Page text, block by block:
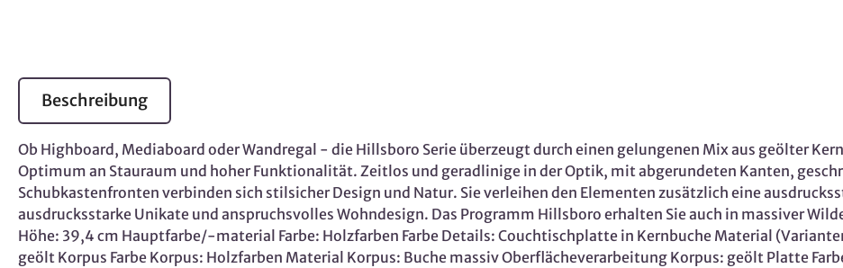
Beschreibung
Ob Highboard, Mediaboard oder Wandregal - die Hillsboro Serie überzeugt durch einen gelungenen Mix aus geölter
Optimum an Stauraum und hoher Funktionalität. Zeitlos und geradlinige in der Optik, mit abgerundeten Kanten,
Schubkastenfronten verbinden sich stilsicher Design und Natur. Sie verleihen den Elementen zusätzlich eine
ausdrucksstarke Unikate und anspruchsvolles Wohndesign. Das Programm Hillsboro erhalten Sie auch in massiver
Höhe: 39,4 cm Hauptfarbe/-material Farbe: Holzfarben Farbe Details: Couchtischplatte in Kernbuche Material
geölt Korpus Farbe Korpus: Holzfarben Material Korpus: Buche massiv Oberflächeverarbeitung Korpus: geölt Platte